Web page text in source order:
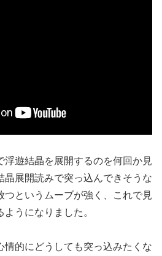
浮遊結晶を展開するのを何回か見
展開読みで突っ込んできそうな
つというムーブが強く、これで見
うになりました。
情的にどうしても突っ込みたくな